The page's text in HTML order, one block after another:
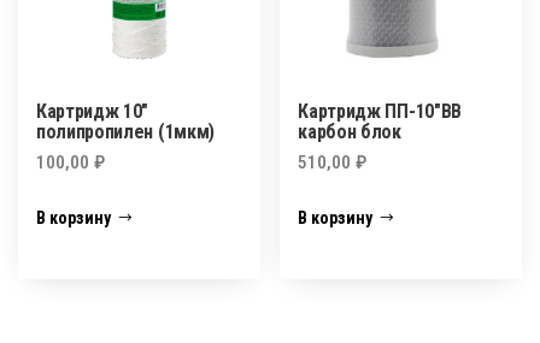
Картридж 10″
полипропилен (1мкм)
100,00 ₽
В корзину
Картридж ПП-10″BB
карбон блок
510,00₽
В корзину